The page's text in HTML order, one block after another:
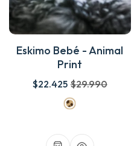
Eskimo Bebé - Animal
Print
$22.425 $29.990